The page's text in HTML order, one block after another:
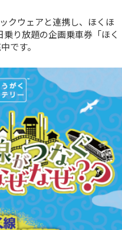
クウェアと連携し、ほくほ
り放題の企画乗車券「ほく
です。